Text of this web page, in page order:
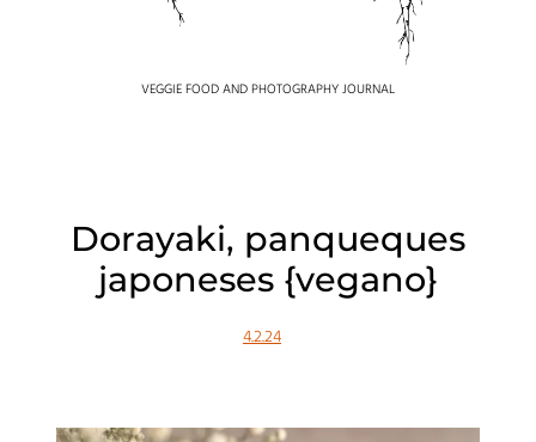
VEGGIE FOOD AND PHOTOGRAPHY JOURNAL
Dorayaki, panqueques
japoneses {vegano}
4.2.24